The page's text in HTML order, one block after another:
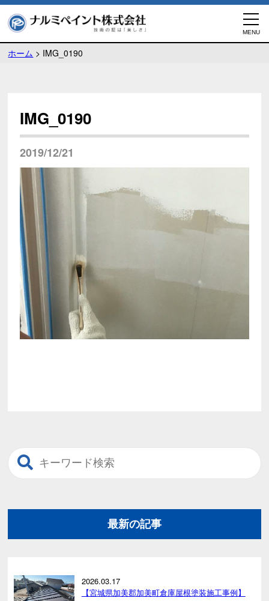
ホーム > IMG_0190
IMG_0190
2019/12/21
最新の記事
2026.03.17
【宮城県加美郡加美町倉庫屋根塗装施工事例】